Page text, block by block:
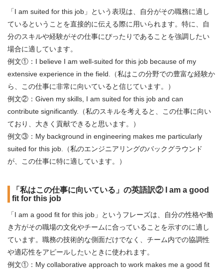
「I am suited for this job」という表現は、自分がその職務に適し
ているということを直接的に伝える際に用いられます。特に、自
分のスキルや経験がその仕事にぴったりであることを強調したい
場合に適しています。
例文①：I believe I am well-suited for this job because of my
extensive experience in the field.（私はこの分野での豊富な経験か
ら、この仕事に非常に向いていると信じています。）
例文②：Given my skills, I am suited for this job and can
contribute significantly.（私のスキルを考えると、この仕事に向い
ており、大きく貢献できると思います。）
例文③：My background in engineering makes me particularly
suited for this job.（私のエンジニアリングのバックグラウンド
が、この仕事に特に適しています。）
「私はこの仕事に向いている」の英語訳② I am a good
fit for this job
「I am a good fit for this job」というフレーズは、自分の性格や働
き方がその職場の文化やチームに合っていることを示すのに適し
ています。職務の技術的な側面だけでなく、チーム内での協調性
や適応性をアピールしたいときに使われます。
例文①：My collaborative approach to work makes me a good fit